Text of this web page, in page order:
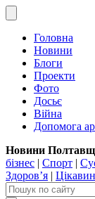
Головна
Новини
Блоги
Проекти
Фото
Досьє
Війна
Допомога
Новини
бізнес | Спорт |
Здоров’я |